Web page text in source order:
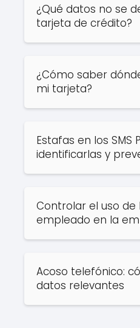
¿Qué datos no se
tarjeta de crédito?
¿Cómo saber
mi tarjeta?
Estafas en los SMS
identificarlas y
Controlar el uso
empleado en la
Acoso telefónico:
datos relevantes